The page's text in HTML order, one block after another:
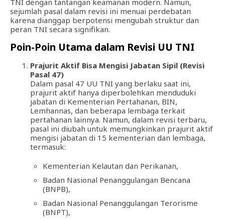
sejumlah pasal dalam revisi ini menuai perdebatan
karena dianggap berpotensi mengubah struktur dan
peran TNI secara signifikan.
Poin-Poin Utama dalam Revisi UU TNI
Prajurit Aktif Bisa Mengisi Jabatan Sipil (Revisi
Pasal 47)
Dalam pasal 47 UU TNI yang berlaku saat ini,
prajurit aktif hanya diperbolehkan menduduki
jabatan di Kementerian Pertahanan, BIN,
Lemhannas, dan beberapa lembaga terkait
pertahanan lainnya. Namun, dalam revisi terbaru,
pasal ini diubah untuk memungkinkan prajurit aktif
mengisi jabatan di 15 kementerian dan lembaga,
termasuk:
Kementerian Kelautan dan Perikanan,
Badan Nasional Penanggulangan Bencana
(BNPB),
Badan Nasional Penanggulangan Terorisme
(BNPT),